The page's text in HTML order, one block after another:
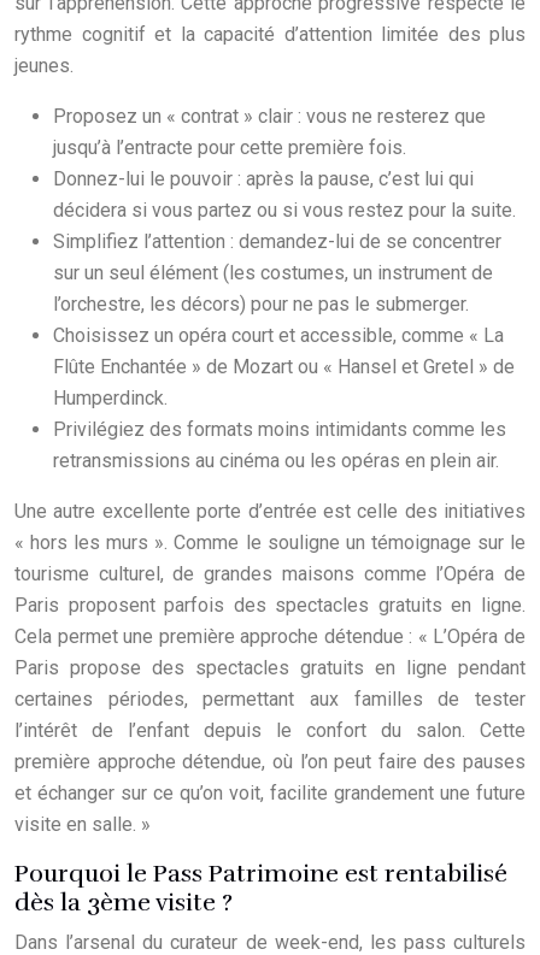
rythme cognitif et la capacité d’attention limitée des plus
jeunes.
Proposez un « contrat » clair : vous ne resterez que
jusqu’à l’entracte pour cette première fois.
Donnez-lui le pouvoir : après la pause, c’est lui qui
décidera si vous partez ou si vous restez pour la suite.
Simplifiez l’attention : demandez-lui de se concentrer
sur un seul élément (les costumes, un instrument de
l’orchestre, les décors) pour ne pas le submerger.
Choisissez un opéra court et accessible, comme « La
Flûte Enchantée » de Mozart ou « Hansel et Gretel » de
Humperdinck.
Privilégiez des formats moins intimidants comme les
retransmissions au cinéma ou les opéras en plein air.
Une autre excellente porte d’entrée est celle des initiatives
« hors les murs ». Comme le souligne un témoignage sur le
tourisme culturel, de grandes maisons comme l’Opéra de
Paris proposent parfois des spectacles gratuits en ligne.
Cela permet une première approche détendue : « L’Opéra de
Paris propose des spectacles gratuits en ligne pendant
certaines périodes, permettant aux familles de tester
l’intérêt de l’enfant depuis le confort du salon. Cette
première approche détendue, où l’on peut faire des pauses
et échanger sur ce qu’on voit, facilite grandement une future
visite en salle. »
Pourquoi le Pass Patrimoine est rentabilisé
dès la 3ème visite ?
Dans l’arsenal du curateur de week-end, les pass culturels